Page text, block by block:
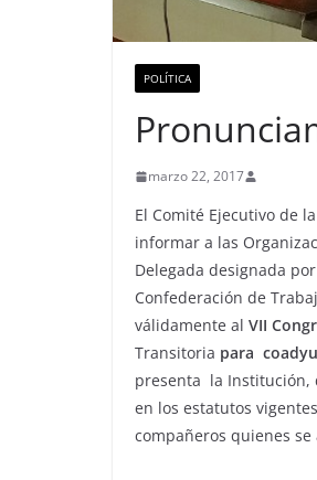
POLÍTICA
marzo 22, 2017
El Comité Ejecutivo de
informar a las
Delegada designada
Confederación de
válidamente al VII
Transitoria para
presenta la Institución,
en los estatutos
compañeros quienes